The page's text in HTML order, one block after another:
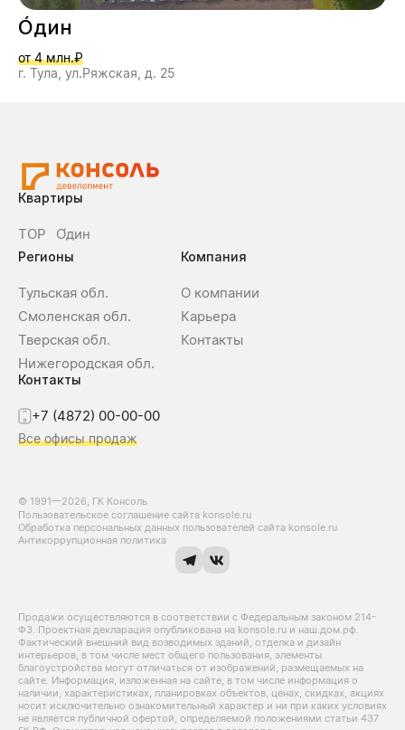
О́дин
от 4 млн.₽
г. Тула, ул.Ряжская, д. 25
Квартиры
ТОР О́дин
Регионы
Тульская обл.
Смоленская обл.
Тверская обл.
Нижегородская обл.
Компания
О компании
Карьера
Контакты
Контакты
+7 (4872) 00-00-00
Все офисы продаж
© 1991—2026, ГК Консоль
Пользовательское соглашение сайта konsole.ru
Обработка персональных данных пользователей сайта konsole.ru
Антикоррупционная политика
Продажи осуществляются в соответствии с Федеральным законом 214-
Ф3. Проектная декларация опубликована на konsole.ru и наш.дом.рф.
Фактический внешний вид возводимых зданий, отделка и дизайн
интерьеров, в том числе мест общего пользования, элементы
благоустройства могут отличаться от изображений, размещаемых на
сайте. Информация, изложенная на сайте, в том числе информация о
наличии, характеристиках, планировках объектов, ценах, скидках, акциях
носит исключительно ознакомительный характер и ни при каких условиях
не является публичной офертой, определяемой положениями статьи 437